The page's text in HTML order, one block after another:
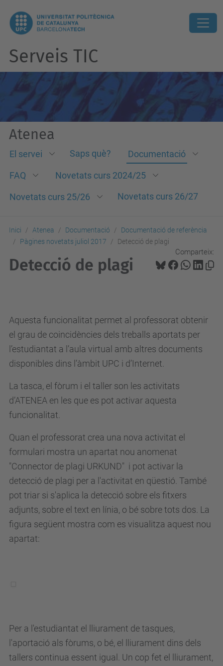
Serveis TIC
Atenea
El servei Saps què? Documentació
FAQ Novetats curs 2024/25
Novetats curs 25/26 Novetats curs 26/27
Inici Atenea Documentació
Documentació de referència
Pàgines novetats juliol 2017
Detecció de plagi
Comparteix:
Detecció de plagi
Aquesta funcionalitat permet al professorat obtenir
el grau de coincidències dels treballs aportats per
l’estudiantat a l’aula virtual amb altres documents
disponibles dins l’àmbit UPC i d’Internet.
La tasca, el fòrum i el taller son les activitats
d’ATENEA en les que es pot activar aquesta
funcionalitat.
Quan el professorat crea una nova activitat el
formulari mostra un apartat nou anomenat
"Connector de plagi URKUND" i pot activar la
detecció de plagi per a l'activitat en qüestió. També
pot triar si s'aplica la detecció sobre els fitxers
adjunts, sobre el text en línia, o bé sobre tots dos. La
figura següent mostra com es visualitza aquest nou
apartat:
Per a l'estudiantat el lliurament de tasques,
l'aportació als fòrums, o bé, el lliurament dins dels
tallers continua essent igual. Un cop fet el lliurament,